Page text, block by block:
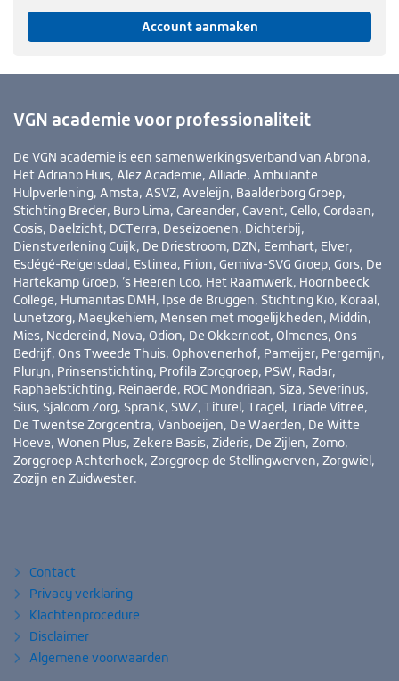
Account aanmaken
VGN academie voor professionaliteit
De VGN academie is een samenwerkingsverband van Abrona,
Het Adriano Huis, Alez Academie, Alliade, Ambulante
Hulpverlening, Amsta, ASVZ, Aveleijn, Baalderborg Groep,
Stichting Breder, Buro Lima, Careander, Cavent, Cello, Cordaan,
Cosis, Daelzicht, DCTerra, Deseizoenen, Dichterbij,
Dienstverlening Cuijk, De Driestroom, DZN, Eemhart, Elver,
Esdégé-Reigersdaal, Estinea, Frion, Gemiva-SVG Groep, Gors, De
Hartekamp Groep, ’s Heeren Loo, Het Raamwerk, Hoornbeeck
College, Humanitas DMH, Ipse de Bruggen, Stichting Kio, Koraal,
Lunetzorg, Maeykehiem, Mensen met mogelijkheden, Middin,
Mies, Nedereind, Nova, Odion, De Okkernoot, Olmenes, Ons
Bedrijf, Ons Tweede Thuis, Ophovenerhof, Pameijer, Pergamijn,
Pluryn, Prinsenstichting, Profila Zorggroep, PSW, Radar,
Raphaelstichting, Reinaerde, ROC Mondriaan, Siza, Severinus,
Sius, Sjaloom Zorg, Sprank, SWZ, Titurel, Tragel, Triade Vitree,
De Twentse Zorgcentra, Vanboeijen, De Waerden, De Witte
Hoeve, Wonen Plus, Zekere Basis, Zideris, De Zijlen, Zomo,
Zorggroep Achterhoek, Zorggroep de Stellingwerven, Zorgwiel,
Zozijn en Zuidwester.
Contact
Privacy verklaring
Klachtenprocedure
Disclaimer
Algemene voorwaarden